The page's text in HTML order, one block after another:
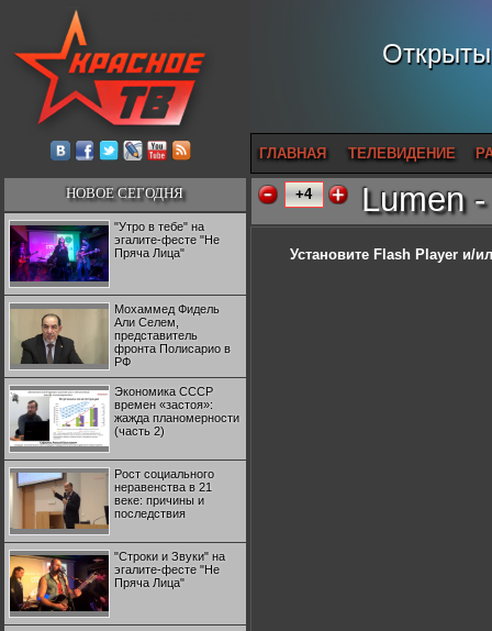
ГЛАВНАЯ ТЕЛЕВИДЕНИЕ
НОВОЕ СЕГОДНЯ
"Утро в тебе" на
эгалите-фесте "Не
Пряча Лица"
Мохаммед Фидель
Али Селем,
представитель
фронта Полисарио в
РФ
Экономика СССР
времен «застоя»:
жажда планомерности
(часть 2)
Рост социального
неравенства в 21
веке: причины и
последствия
"Строки и Звуки" на
эгалите-фесте "Не
Пряча Лица"
+4 Lumen
Установите Flash Player и/